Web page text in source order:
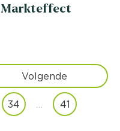
Markteffect
Volgende
34 41